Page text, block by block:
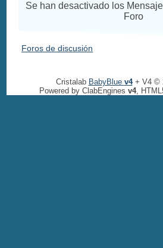
Se han desactivado los
Foro
Foros de discusión
Cristalab BabyBlue v4+ V4 ©
Powered by ClabEngines v4,